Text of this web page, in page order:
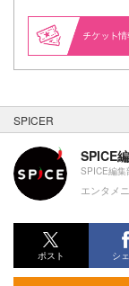
情
SPICER
SPICE
SPICE編集
エンタメ
ポスト シ